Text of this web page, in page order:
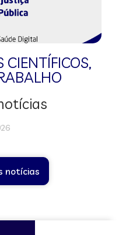
CIENTÍFICOS,
notícias